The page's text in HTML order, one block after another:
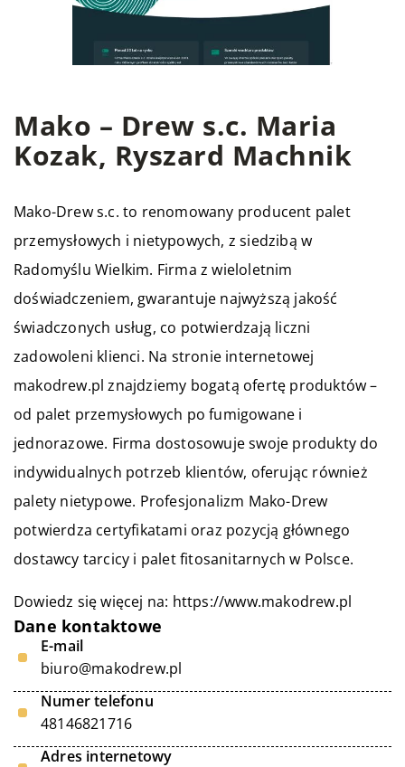
Mako – Drew s.c. Maria
Kozak, Ryszard Machnik
Mako-Drew s.c. to renomowany producent palet
przemysłowych i nietypowych, z siedzibą w
Radomyślu Wielkim. Firma z wieloletnim
doświadczeniem, gwarantuje najwyższą jakość
świadczonych usług, co potwierdzają liczni
zadowoleni klienci. Na stronie internetowej
makodrew.pl znajdziemy bogatą ofertę produktów –
od palet przemysłowych po fumigowane i
jednorazowe. Firma dostosowuje swoje produkty do
indywidualnych potrzeb klientów, oferując również
palety nietypowe. Profesjonalizm Mako-Drew
potwierdza certyfikatami oraz pozycją głównego
dostawcy tarcicy i palet fitosanitarnych w Polsce.
Dowiedz się więcej na: https://www.makodrew.pl
Dane kontaktowe
E-mail
biuro@makodrew.pl
Numer telefonu
48146821716
Adres internetowy